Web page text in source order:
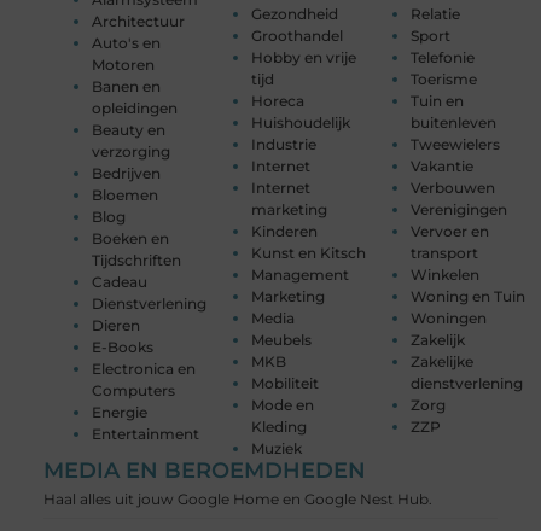
Architectuur
Auto's en
Motoren
Banen en
opleidingen
Beauty en
verzorging
Bedrijven
Bloemen
Blog
Boeken en
Tijdschriften
Cadeau
Dienstverlening
Dieren
E-Books
Electronica en
Computers
Energie
Entertainment
Gezondheid
Groothandel
Hobby en vrije
tijd
Horeca
Huishoudelijk
Industrie
Internet
Internet
marketing
Kinderen
Kunst en Kitsch
Management
Marketing
Media
Meubels
MKB
Mobiliteit
Mode en
Kleding
Muziek
Relatie
Sport
Telefonie
Toerisme
Tuin en
buitenleven
Tweewielers
Vakantie
Verbouwen
Verenigingen
Vervoer en
transport
Winkelen
Woning en Tuin
Woningen
Zakelijk
Zakelijke
dienstverlening
Zorg
ZZP
MEDIA EN BEROEMDHEDEN
Haal alles uit jouw Google Home en Google Nest Hub.